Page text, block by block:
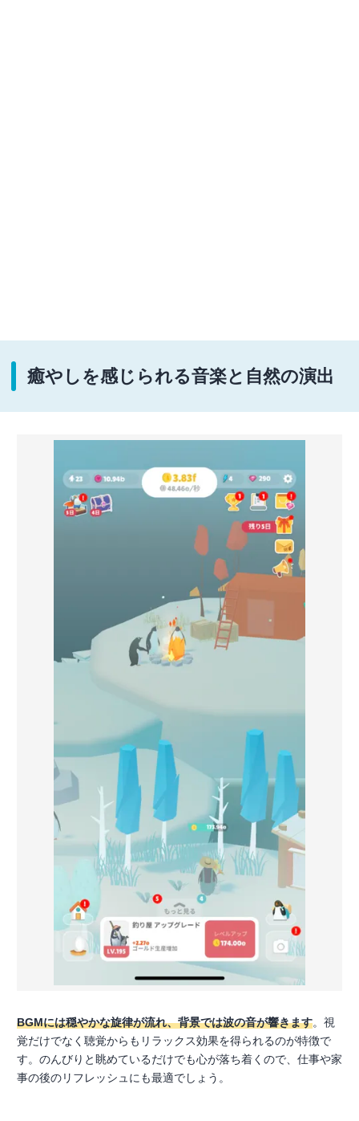
癒やしを感じられる音楽と自然の演出
BGMには穏やかな旋律が流れ、背景では波の音が響きます。視
覚だけでなく聴覚からもリラックス効果を得られるのが特徴で
す。のんびりと眺めているだけでも心が落ち着くので、仕事や家
事の後のリフレッシュにも最適でしょう。